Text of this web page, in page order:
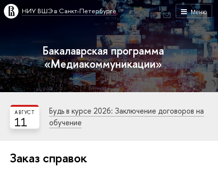
Меню
НИУ ВШЭ в Санкт-Петербурге
Бакалаврская программа
«Медиакоммуникации»
11
АВГУСТ
Будь в курсе 2026: Заключение договоров на
обучение
Заказ справок